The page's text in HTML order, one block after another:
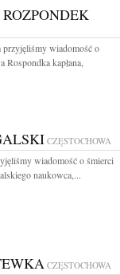
przyjęliśmy wiadomość o
Rospondka kapłana,
CZĘSTOCHOWA
wiadomość o śmierci
naukowca,...
CZĘSTOCHOWA